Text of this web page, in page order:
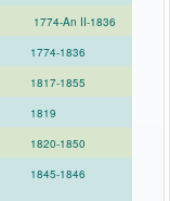
1774-An II-1836
1774-1836
1817-1855
1819
1820-1850
1845-1846